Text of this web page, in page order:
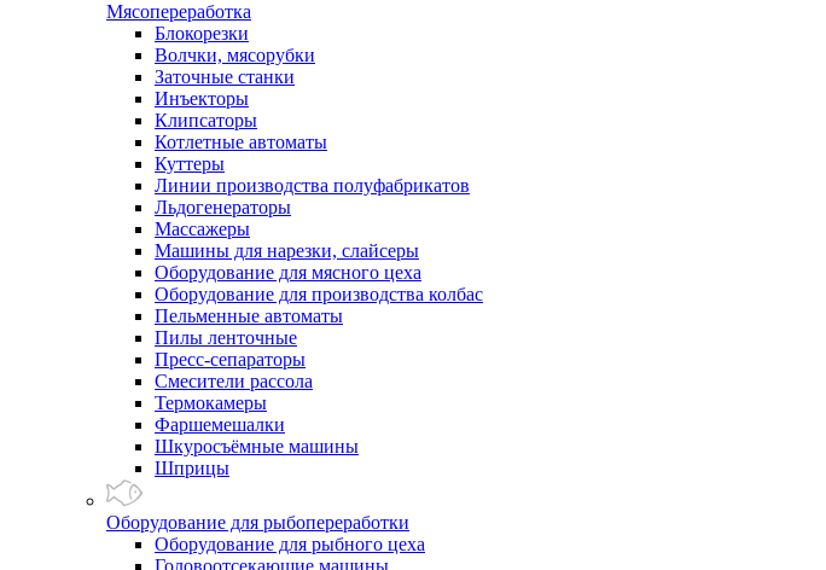
Мясопереработка
Блокорезки
Волчки, мясорубки
Заточные станки
Инъекторы
Клипсаторы
Котлетные автоматы
Куттеры
Линии производства полуфабрикатов
Льдогенераторы
Массажеры
Машины для нарезки, слайсеры
Оборудование для мясного цеха
Оборудование для производства колбас
Пельменные автоматы
Пилы ленточные
Пресс-сепараторы
Смесители рассола
Термокамеры
Фаршемешалки
Шкуросъёмные машины
Шприцы
Оборудование для рыбопереработки
Оборудование для рыбного цеха
Головоотсекающие машины